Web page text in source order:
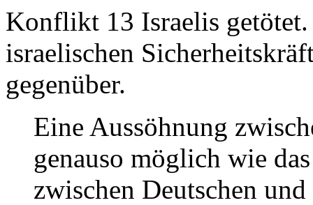
Konflikt 13 Israelis
israelischen
gegenüber.
Eine Aussöhnung
genauso möglich wie
zwischen Deutschen und